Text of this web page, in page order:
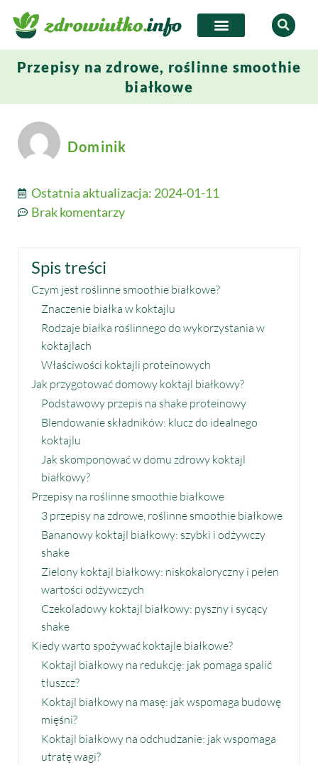
Przepisy na zdrowe, roślinne smoothie
białkowe
Dominik
Ostatnia aktualizacja: 2024-01-11
Brak komentarzy
Spis treści
Czym jest roślinne smoothie białkowe?
Znaczenie białka w koktajlu
Rodzaje białka roślinnego do wykorzystania w
koktajlach
Właściwości koktajli proteinowych
Jak przygotować domowy koktajl białkowy?
Podstawowy przepis na shake proteinowy
Blendowanie składników: klucz do idealnego
koktajlu
Jak skomponować w domu zdrowy koktajl
białkowy?
Przepisy na roślinne smoothie białkowe
3 przepisy na zdrowe, roślinne smoothie białkowe
Bananowy koktajl białkowy: szybki i odżywczy
shake
Zielony koktajl białkowy: niskokaloryczny i pełen
wartości odżywczych
Czekoladowy koktajl białkowy: pyszny i sycący
shake
Kiedy warto spożywać koktajle białkowe?
Koktajl białkowy na redukcję: jak pomaga spalić
tłuszcz?
Koktajl białkowy na masę: jak wspomaga budowę
mięśni?
Koktajl białkowy na odchudzanie: jak wspomaga
utratę wagi?